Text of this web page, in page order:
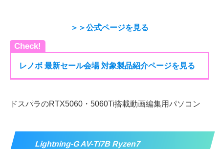
＞＞公式ページを見る
Check!
レノボ 最新セール会場 対象製品紹介ページを見る
ドスパラのRTX5060・5060Ti搭載動画編集用パソコン
Lightning-G AV-Ti7B Ryzen7